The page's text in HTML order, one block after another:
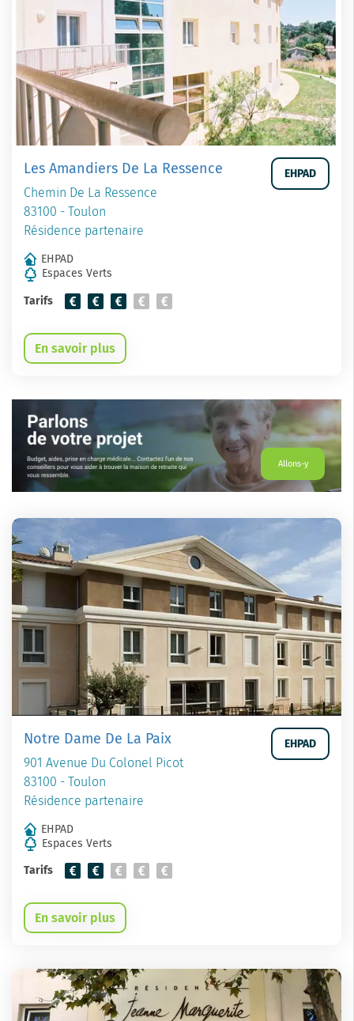
Les Amandiers De La Ressence
Chemin De La Ressence
83100 - Toulon
Résidence partenaire
EHPAD
EHPAD
Espaces Verts
Tarifs
En savoir plus
Allons-y
Notre Dame De La Paix
901 Avenue Du Colonel Picot
83100 - Toulon
Résidence partenaire
EHPAD
EHPAD
Espaces Verts
Tarifs
En savoir plus